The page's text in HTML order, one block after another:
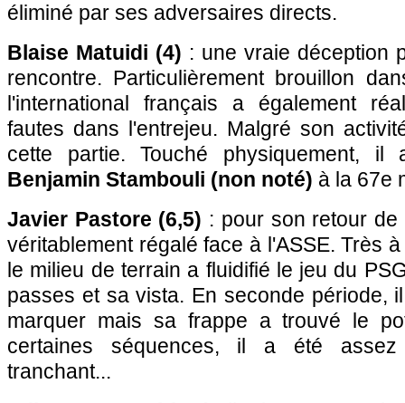
éliminé par ses adversaires directs.
Blaise Matuidi (4) : une vraie déception
rencontre. Particulièrement brouillon
l'international français a également
fautes dans l'entrejeu. Malgré son
cette partie. Touché physiquement,
Benjamin Stambouli (non noté) à la 67e
Javier Pastore (6,5) : pour son retour
véritablement régalé face à l'ASSE. Très
le milieu de terrain a fluidifié le jeu du
passes et sa vista. En seconde période,
marquer mais sa frappe a trouvé le
certaines séquences, il a été assez
tranchant...